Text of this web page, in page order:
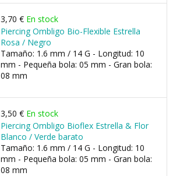
3,70 € En stock
Piercing Ombligo Bio-Flexible Estrella
Rosa / Negro
Tamaño: 1.6 mm / 14 G - Longitud: 10
mm - Pequeña bola: 05 mm - Gran bola:
08 mm
3,50 € En stock
Piercing Ombligo Bioflex Estrella & Flor
Blanco / Verde barato
Tamaño: 1.6 mm / 14 G - Longitud: 10
mm - Pequeña bola: 05 mm - Gran bola:
08 mm